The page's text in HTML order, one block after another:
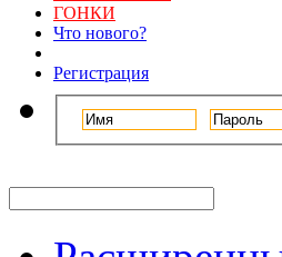
ГОНКИ
Что нового?
Регистрация